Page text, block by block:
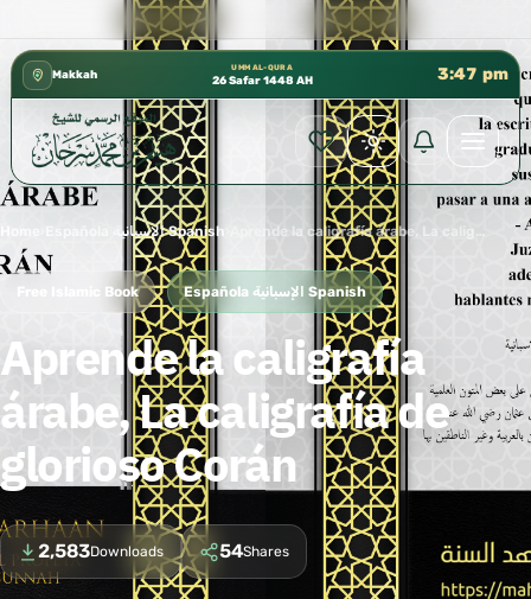
كتب الشيخ هيثم سرحان حفظه الله متوفرة مجانًا في ✦
Makkah
UMM AL-QURA
26 Safar 1448 AH 3:47 pm
Española الإسبانية Spanish
Free Islamic Book Española الإسبانية Spanish
Aprende la caligrafía
árabe, La caligrafía de
glorioso Corán
2,583Downloads 54Shares